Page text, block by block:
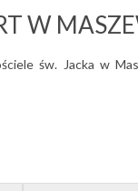
W
św. Jacka w